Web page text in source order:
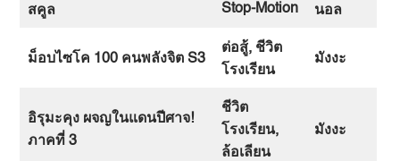
สคูล
Stop-Motion
นอล
ม็อบไซโค 100 คนพลังจิต S3
ต่อสู้, ชีวิต
โรงเรียน
มังงะ
อิรุมะคุง ผจญในแดนปีศาจ!
ภาคที่ 3
ชีวิต
โรงเรียน,
ล้อเลียน
มังงะ